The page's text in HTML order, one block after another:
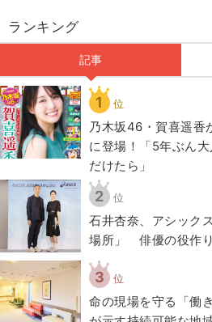
ランキング
記事
1 位
乃木坂46・賀喜遥香
に登場！「5年ぶん
だけたら」
2 位
石井杏奈、アシック
場所」 俳優の役作
3 位
命の現場を守る「働